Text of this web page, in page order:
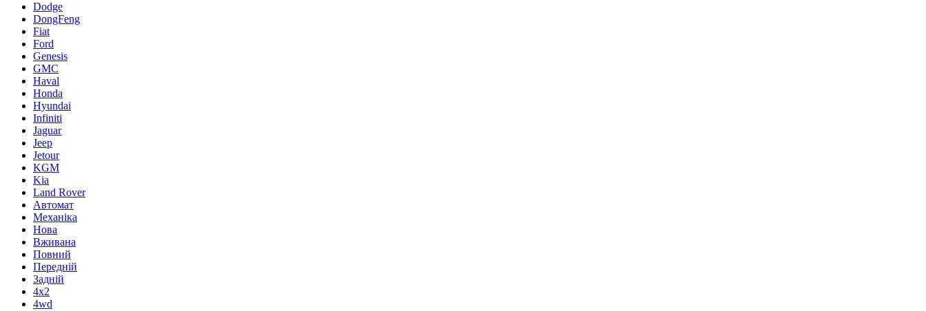
Dodge
DongFeng
Fiat
Ford
Genesis
GMC
Haval
Honda
Hyundai
Infiniti
Jaguar
Jeep
Jetour
KGM
Kia
Land Rover
Автомат
Механіка
Нова
Вживана
Повний
Передній
Задній
4х2
4wd